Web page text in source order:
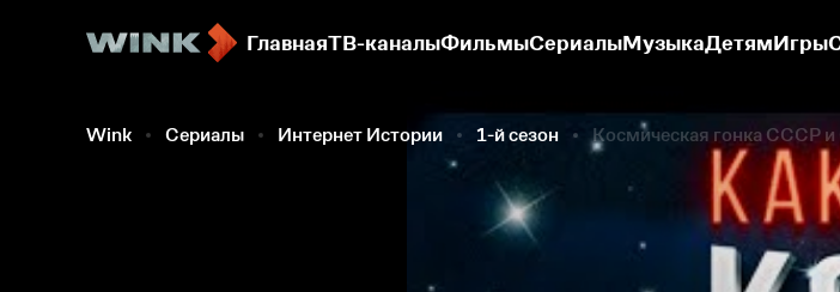
ГлавнаяТВ-каналыФильмыСериалыМузыкаДетямИгры
Wink Сериалы Интернет Истории 1-й сезон Космическая гонка СССР